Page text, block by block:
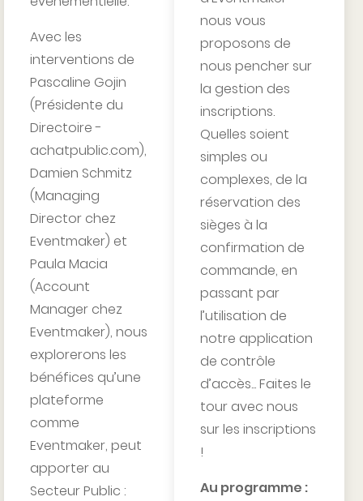
Avec les
interventions de
Pascaline Gojin
(Présidente du
Directoire -
achatpublic.com),
Damien Schmitz
(Managing
Director chez
Eventmaker) et
Paula Macia
(Account
Manager chez
Eventmaker), nous
explorerons les
bénéfices qu’une
plateforme
comme
Eventmaker, peut
apporter au
Secteur Public :
nous vous
proposons de
nous pencher sur
la gestion des
inscriptions.
Quelles soient
simples ou
complexes, de la
réservation des
sièges à la
confirmation de
commande, en
passant par
l’utilisation de
notre application
de contrôle
d’accès... Faites le
tour avec nous
sur les inscriptions
!
Au programme :